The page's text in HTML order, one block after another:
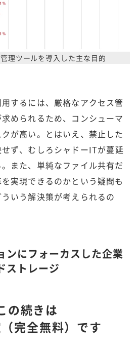
理ツールを導入した主な目的
するには、厳格なアクセス管
められるため、コンシューマ
が高い。とはいえ、禁止した
ず、むしろシャドーITが蔓延
また、単純なファイル共有だ
実現できるのかという疑問も
いう解決策が考えられるの
ンにフォーカスした企業
ストレージ
の続きは
完全無料）です